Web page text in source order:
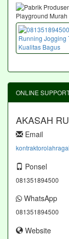
ONLINE
AKASAH
Email
Ponsel
081351894500
WhatsApp
081351894500
Website